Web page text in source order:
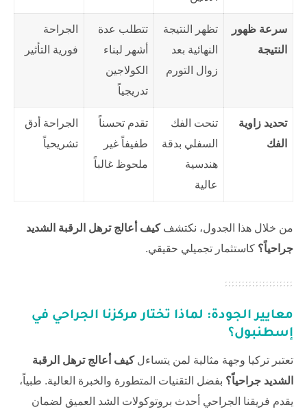
سرعة ظهور
النتيجة
تظهر النتيجة
النهائية بعد
زوال التورم
تتطلب عدة
أشهر لبناء
الكولاجين
تدريجياً
الجراحة
فورية التأثير
تحديد زاوية
الفك
تنحت الفك
السفلي بدقة
هندسية
عالية
تقدم تحسناً
طفيفاً غير
ملحوظ غالباً
الجراحة أدق
تشريحياً
من خلال هذا الجدول، نكتشفكيف أعالج ترهل الرقبة الشديد
جراحياً؟ كاستثمار تجميلي حقيقي.
معايير الجودة: لماذا تختار مركزنا الجراحي في
إسطنبول؟
تعتبر تركيا وجهة مثالية لمن يتساءلكيف أعالج ترهل الرقبة
الشديد جراحياً؟ بفضل التقنيات المتطورة والخبرة العالية. طبياً،
يقدم فريقنا الجراحي أحدث بروتوكولات الشد العميق لضمان